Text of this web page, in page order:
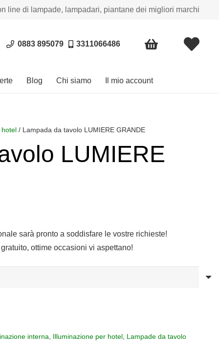
line di lampade, lampadari, piantane dei migliori marchi
0883 895079 3311066486
Blog Chi siamo Il mio account
hotel / Lampada da tavolo LUMIERE GRANDE
LUMIERE
sarà pronto a soddisfare le vostre richieste!
ottime occasioni vi aspettano!
interna Illuminazione per hotel, Lampade da tavolo